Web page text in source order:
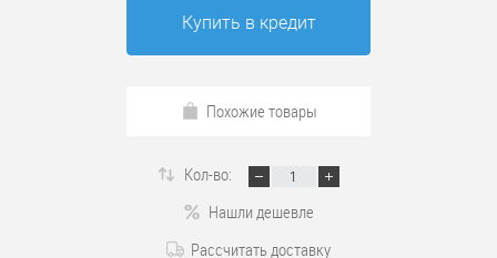
Купить в кредит
Похожие товары
Кол-во:
Нашли дешевле
Рассчитать доставку